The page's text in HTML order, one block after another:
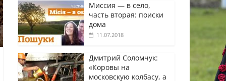
Миссия — в село,
часть вторая: поиски
дома
11.07.2018
Дмитрий Соломчук:
«Коровы на
московскую колбасу, а